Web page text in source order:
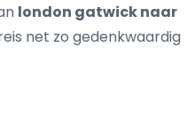
london gatwick naar
net zo gedenkwaardig